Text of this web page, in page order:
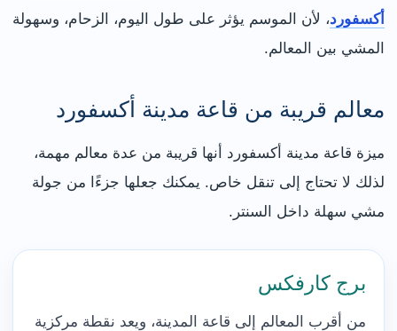
أكسفورد، لأن الموسم يؤثر على طول اليوم، الزحام، وسهولة
المشي بين المعالم.
معالم قريبة من قاعة مدينة أكسفورد
ميزة قاعة مدينة أكسفورد أنها قريبة من عدة معالم مهمة،
لذلك لا تحتاج إلى تنقل خاص. يمكنك جعلها جزءًا من جولة
مشي سهلة داخل السنتر.
برج كارفكس
من أقرب المعالم إلى قاعة المدينة، ويعد نقطة مركزية